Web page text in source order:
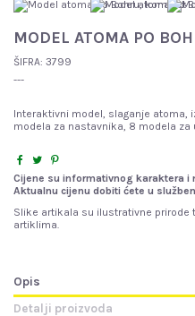
MODEL ATOMA PO
ŠIFRA: 3799
---
Interaktivni model, slaganje atoma,
modela za nastavnika, 8 modela za
Cijene su informativnog karaktera i
Aktualnu cijenu dobiti ćete u
Slike artikala su ilustrativne prirode
artiklima.
Opis
Detalji proizvoda